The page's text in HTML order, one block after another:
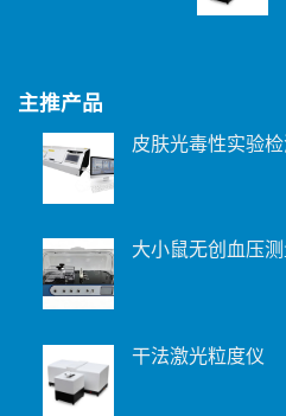
主推产品
皮肤光毒性实验
大小鼠无创血压
干法激光粒度仪